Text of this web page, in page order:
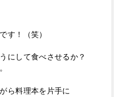
す！（笑）
にして食べさせるか？
ら料理本を片手に